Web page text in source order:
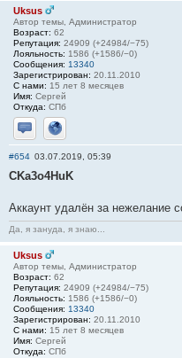
Uksus
Автор темы, Администратор
Возраст: 62
Репутация: 24909 (+24984/−75)
Лояльность: 1586 (+1586/−0)
Сообщения: 13340
Зарегистрирован: 20.11.2010
С нами: 15 лет 8 месяцев
Имя: Сергей
Откуда: СПб
Отправить личное
Сайт
#654 03.07.2019, 05:39
CKa3o4HuK
Аккаунт удалён за нежелание
Да, я зануда, я знаю...
Uksus
Автор темы, Администратор
Возраст: 62
Репутация: 24909 (+24984/−75)
Лояльность: 1586 (+1586/−0)
Сообщения: 13340
Зарегистрирован: 20.11.2010
С нами: 15 лет 8 месяцев
Имя: Сергей
Откуда: СПб